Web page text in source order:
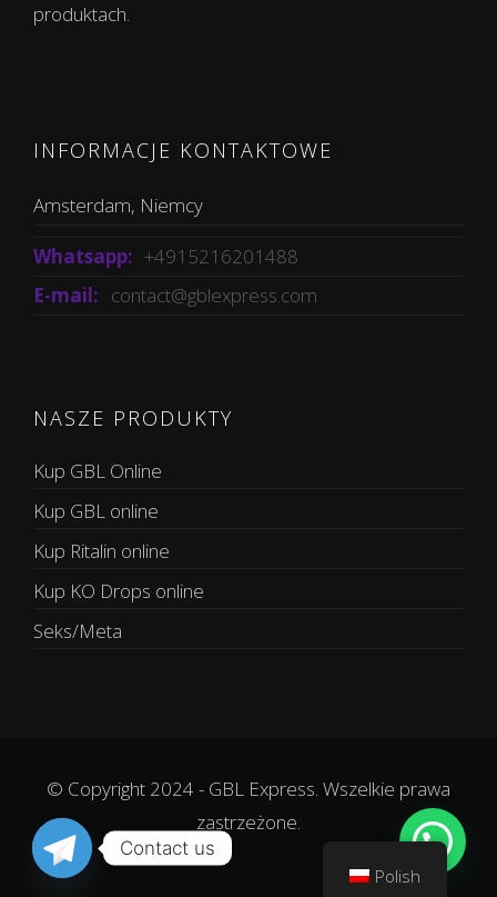
produktach.
INFORMACJE KONTAKTOWE
Amsterdam, Niemcy
Whatsapp: +4915216201488
E-mail: contact@gblexpress.com
NASZE PRODUKTY
Kup GBL Online
Kup GBL online
Kup Ritalin online
Kup KO Drops online
Seks/Meta
© Copyright 2024 - GBL Express. Wszelkie prawa
zastrzeżone.
Polish
Contact us